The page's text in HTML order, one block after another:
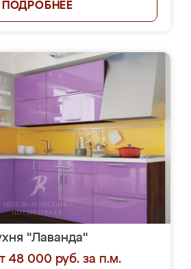
ПОДРОБНЕЕ
"Лаванда"
48 000 руб. за п.м.